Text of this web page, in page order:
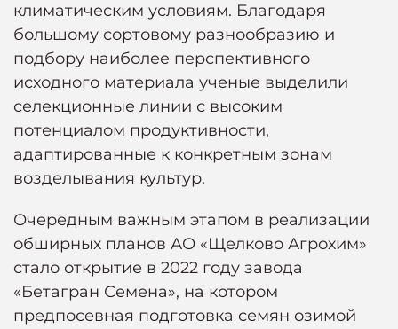
климатическим условиям. Благодаря
большому сортовому разнообразию и
подбору наиболее перспективного
исходного материала ученые выделили
селекционные линии с высоким
потенциалом продуктивности,
адаптированные к конкретным зонам
возделывания культур.
Очередным важным этапом в реализации
обширных планов АО «Щелково Агрохим»
стало открытие в 2022 году завода
«Бетагран Семена», на котором
предпосевная подготовка семян озимой